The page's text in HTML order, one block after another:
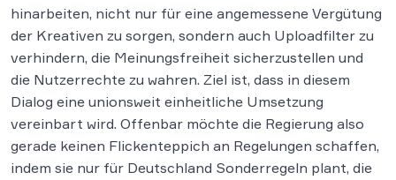
hinarbeiten, nicht nur für eine angemessene Vergütung
der Kreativen zu sorgen, sondern auch Uploadfilter zu
verhindern, die Meinungsfreiheit sicherzustellen und
die Nutzerrechte zu wahren. Ziel ist, dass in diesem
Dialog eine unionsweit einheitliche Umsetzung
vereinbart wird. Offenbar möchte die Regierung also
gerade keinen Flickenteppich an Regelungen schaffen,
indem sie nur für Deutschland Sonderregeln plant, die